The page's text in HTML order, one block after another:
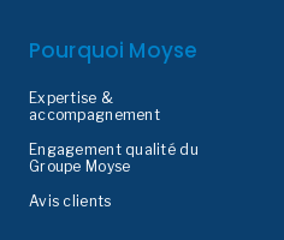
Pourquoi Moyse
Expertise &
accompagnement
Engagement qualité du
Groupe Moyse
Avis clients